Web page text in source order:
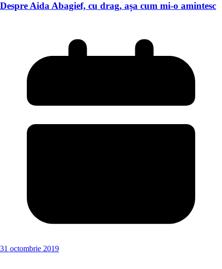
Despre Aida Abagief, cu drag, așa cum mi-o amintesc
31 octombrie 2019